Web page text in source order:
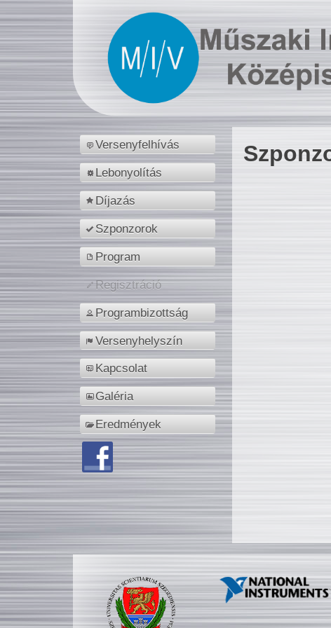
Versenyfelhívás
Lebonyolítás
Díjazás
Szponzorok
Program
Regisztráció
Programbizottság
Versenyhelyszín
Kapcsolat
Galéria
Eredmények